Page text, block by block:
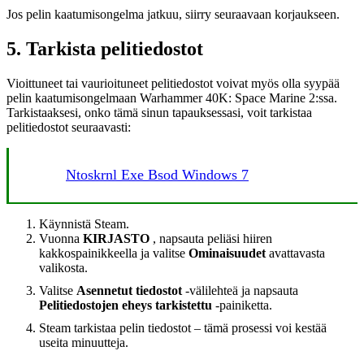
Jos pelin kaatumisongelma jatkuu, siirry seuraavaan korjaukseen.
5. Tarkista pelitiedostot
Vioittuneet tai vaurioituneet pelitiedostot voivat myös olla syypää
pelin kaatumisongelmaan Warhammer 40K: Space Marine 2:ssa.
Tarkistaaksesi, onko tämä sinun tapauksessasi, voit tarkistaa
pelitiedostot seuraavasti:
Ntoskrnl Exe Bsod Windows 7
Käynnistä Steam.
Vuonna KIRJASTO , napsauta peliäsi hiiren
kakkospainikkeella ja valitse Ominaisuudet avattavasta
valikosta.
Valitse Asennetut tiedostot -välilehteä ja napsauta
Pelitiedostojen eheys tarkistettu -painiketta.
Steam tarkistaa pelin tiedostot – tämä prosessi voi kestää
useita minuutteja.